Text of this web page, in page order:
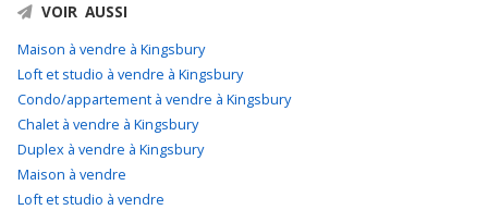
VOIR AUSSI
Maison à vendre à Kingsbury
Loft et studio à vendre à Kingsbury
Condo/appartement à vendre à Kingsbury
Chalet à vendre à Kingsbury
Duplex à vendre à Kingsbury
Maison à vendre
Loft et studio à vendre